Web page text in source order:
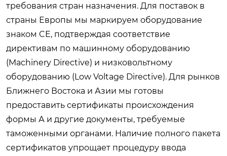
требования стран назначения. Для поставок в
страны Европы мы маркируем оборудование
знаком CE, подтверждая соответствие
директивам по машинному оборудованию
(Machinery Directive) и низковольтному
оборудованию (Low Voltage Directive). Для рынков
Ближнего Востока и Азии мы готовы
предоставить сертификаты происхождения
формы А и другие документы, требуемые
таможенными органами. Наличие полного пакета
сертификатов упрощает процедуру ввода